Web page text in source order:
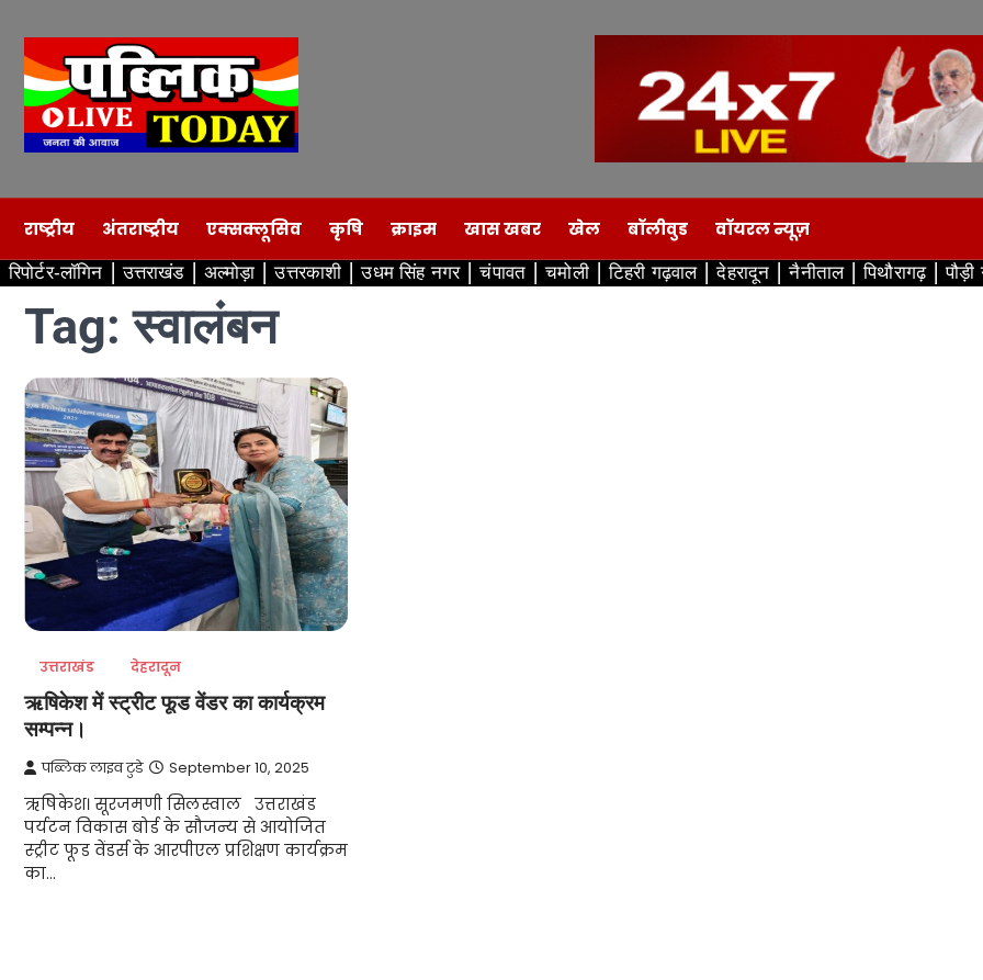
content
राष्ट्रीय अंतराष्ट्रीय एक्सक्लूसिव कृषि क्राइम खास खबर खेल बॉलीवुड वॉयरल न्यूज़
रिपोर्टर-लॉगिन उत्तराखंड अल्मोड़ा उत्तरकाशी उधम सिंह नगर चंपावत चमोली टिहरी गढ़वाल देहरादून नैनीताल पिथौरागढ़
Tag:स्वालंबन
उत्तराखंड देहरादून
ऋषिकेश में स्ट्रीट फूड वेंडर का कार्यक्रम
सम्पन्न।
पब्लिक लाइव टुडे September 10, 2025
ऋषिकेश। सूरजमणी सिलस्वाल उत्तराखंड
पर्यटन विकास बोर्ड के सौजन्य से आयोजित
स्ट्रीट फूड वेंडर्स के आरपीएल प्रशिक्षण कार्यक्रम
का…